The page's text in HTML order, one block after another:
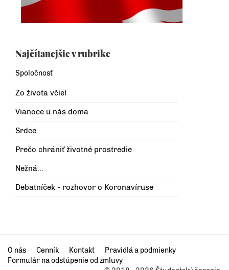
Najčítanejšie v rubrike
Spoločnosť
Zo života včiel
Vianoce u nás doma
Srdce
Prečo chrániť životné prostredie
Nežná...
Debatníček - rozhovor o Koronavíruse
O nás Cenník Kontakt
Pravidlá a podmienky
Formulár na odstúpenie od zmluvy